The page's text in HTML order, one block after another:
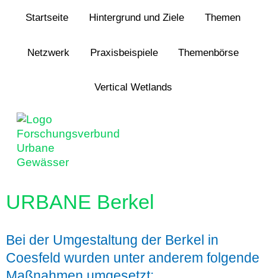
Startseite Hintergrund und Ziele Themen
Netzwerk Praxisbeispiele Themenbörse
Vertical Wetlands
URBANE Berkel
Bei der Umgestaltung der Berkel in
Coesfeld wurden unter anderem folgende